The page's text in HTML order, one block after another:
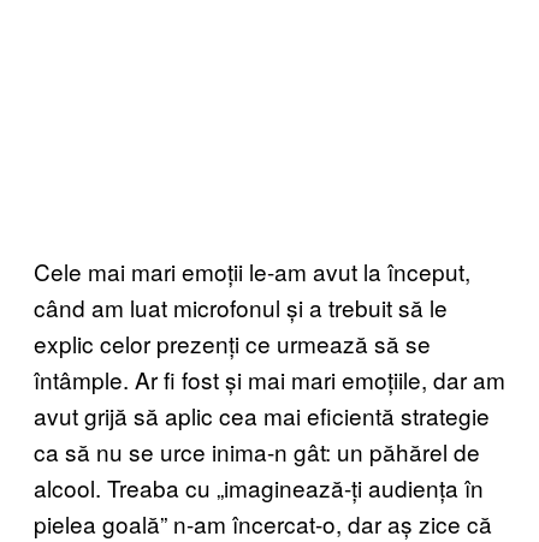
Cele mai mari emoții le-am avut la început,
când am luat microfonul și a trebuit să le
explic celor prezenți ce urmează să se
întâmple. Ar fi fost și mai mari emoțiile, dar am
avut grijă să aplic cea mai eficientă strategie
ca să nu se urce inima-n gât: un păhărel de
alcool. Treaba cu „imaginează-ți audiența în
pielea goală” n-am încercat-o, dar aș zice că